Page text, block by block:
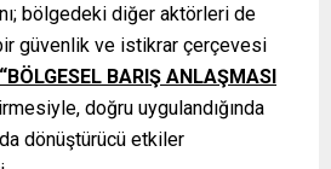
bölgedeki diğer aktörleri de
güvenlik ve istikrar çerçevesi
“BÖLGESEL BARIŞ ANLAŞMASI
doğru uygulandığında
dönüştürücü etkiler